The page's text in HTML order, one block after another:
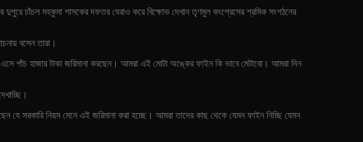
চাঁচল মহকুমা শাসকের দফতর ঘেরাও করে বিক্ষোভ দেখান তৃণমুল কংগ্রেসের শ্রমিক সংগঠনের
বসেন তারা।
পাঁচ হাজার টাকা জরিমানা করছেন। আমরা এই মোটা অঙ্কের ফাইন কি ভাবে মেটাবো। আমরা দিন
যে সরকারি নিয়ম মেনে এই জরিমানা করা হচ্ছে। আমরা তাদের কাছ থেকে যেমন ফাইন নিচ্ছি যেমন